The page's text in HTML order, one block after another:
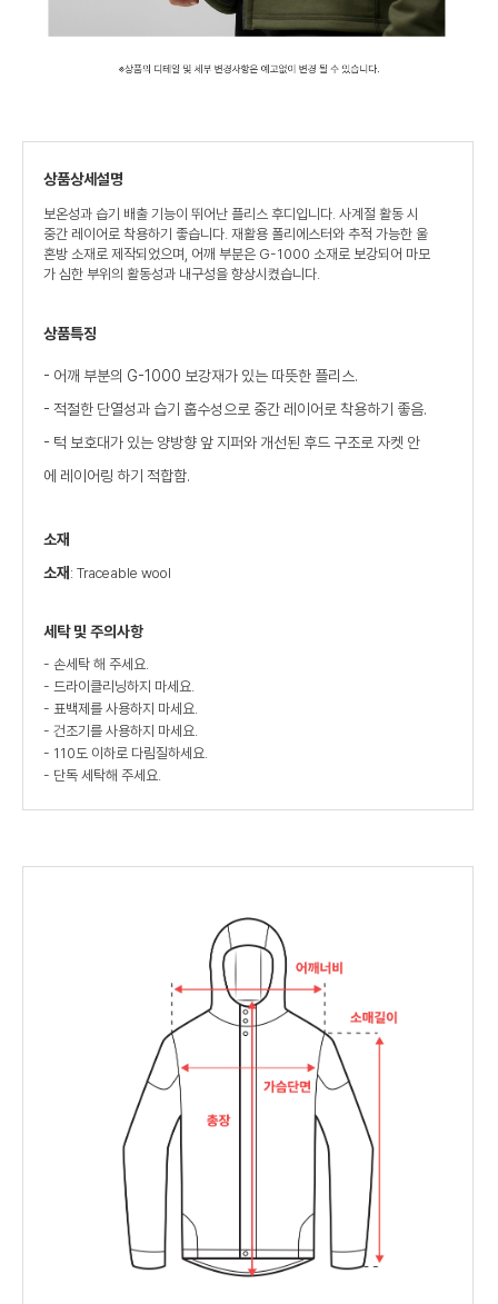
상품상세설명
보온성과 습기 배출 기능이 뛰어난 플리스 후디입니다. 사계절 활동 시
중간 레이어로 착용하기 좋습니다. 재활용 폴리에스터와 추적 가능한 울
혼방 소재로 제작되었으며, 어깨 부분은 G-1000 소재로 보강되어 마모
가 심한 부위의 활동성과 내구성을 향상시켰습니다.
상품특징
- 어깨 부분의 G-1000 보강재가 있는 따뜻한 플리스.
- 적절한 단열성과 습기 훕수성으로 중간 레이어로 착용하기 좋음.
- 턱 보호대가 있는 양방향 앞 지퍼와 개선된 후드 구조로 자켓 안
에 레이어링 하기 적합함.
소재
소재 : Traceable wool
세탁 및 주의사항
- 손세탁 해 주세요.
- 드라이클리닝하지 마세요.
- 표백제를 사용하지 마세요.
- 건조기를 사용하지 마세요.
- 110도 이하로 다림질하세요.
- 단독 세탁해 주세요.